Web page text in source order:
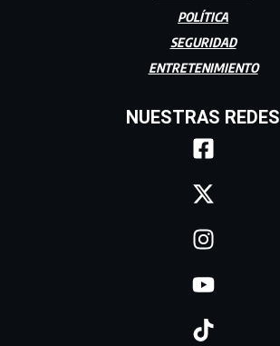
POLÍTICA
SEGURIDAD
ENTRETENIMIENTO
NUESTRAS REDES